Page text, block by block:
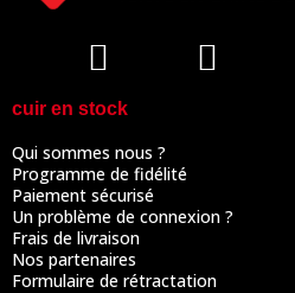
cuir en stock
Qui sommes nous ?
Programme de fidélité
Paiement sécurisé
Un problème de connexion ?
Frais de livraison
Nos partenaires
Formulaire de rétractation